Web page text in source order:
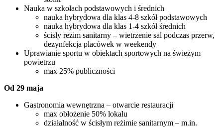
Nauka w szkołach podstawowych i średnich
nauka hybrydowa dla klas 4-8 szkół podstawowych
nauka hybrydowa dla klas 1-4 szkół średnich
ścisły reżim sanitarny – wietrzenie sal podczas przerw,
dezynfekcja placówek w weekendy
Uprawianie sportu w obiektach sportowych na świeżym
powietrzu
max 25% publiczności
Od 29 maja
Gastronomia wewnętrzna – otwarcie restauracji
max obłożenie 50% lokalu
działalność w ścisłym reżimie sanitarnym – m.in.